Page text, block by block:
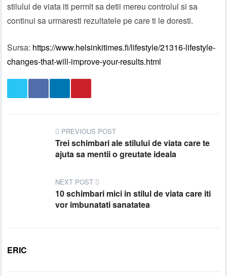
stilului de viata iti permit sa detii mereu controlul si sa
continui sa urmaresti rezultatele pe care ti le doresti.
Sursa: https://www.helsinkitimes.fi/lifestyle/21316-lifestyle-
changes-that-will-improve-your-results.html
PREVIOUS POST
Trei schimbari ale stilului de viata care te
ajuta sa mentii o greutate ideala
NEXT POST
10 schimbari mici in stilul de viata care iti
vor imbunatati sanatatea
ERIC